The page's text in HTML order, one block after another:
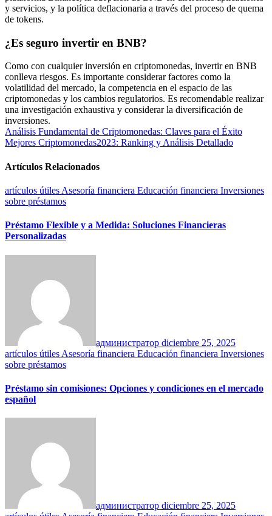
y servicios, y la política deflacionaria a través del proceso de quema
de tokens.
¿Es seguro invertir en BNB?
Como con cualquier inversión en criptomonedas, invertir en BNB
conlleva riesgos. Es importante considerar factores como la
volatilidad del mercado, la competencia en el espacio de las
criptomonedas y los cambios regulatorios. Es recomendable realizar
una investigación exhaustiva y considerar la diversificación de
inversiones.
Navegación
de
entradas
Análisis Fundamental de Criptomonedas: Claves para el Éxito
Mejores Criptomonedas2023: Ranking y Análisis Detallado
Artículos Relacionados
artículos útiles Asesoría financiera Educación financiera Inversiones
sobre préstamos
Préstamo Flexible y a Medida: Soluciones Financieras
Personalizadas
администратор diciembre 25, 2025
artículos útiles Asesoría financiera Educación financiera Inversiones
sobre préstamos
Préstamo sin comisiones: Opciones y condiciones en el mercado
español
администратор diciembre 25, 2025